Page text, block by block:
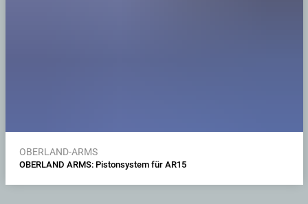
OBERLAND-ARMS
OBERLAND ARMS: Pistonsystem für AR15